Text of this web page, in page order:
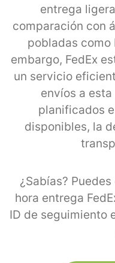
entrega
comparación con
pobladas como
embargo, FedEx
un servicio
envíos a
planificados
disponibles, la
¿Sabías?
hora entrega
ID de seguimiento